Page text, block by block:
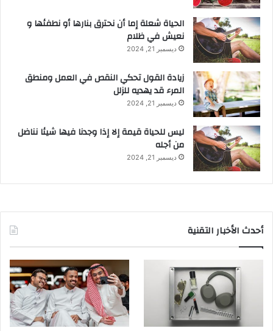
الحياة شعلة إما أن نحترق بنارها أو نطفئها و
نعيش في ظلام
ديسمبر 21, 2024
زيادة القول تحكي النقص في العمل ومنطق
المرء قد يهديه للزلل
ديسمبر 21, 2024
ليس للحياة قيمة إلا إذا وجدنا فيها شيئا نناضل
من أجله
ديسمبر 21, 2024
أحدث الأخبار التقنية